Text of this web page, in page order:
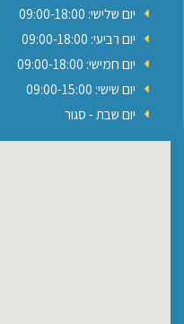
יום שלישי: 09:00-18:00
יום רביעי: 09:00-18:00
יום חמישי: 09:00-18:00
יום שישי: 09:00-15:00
יום שבת - סגור